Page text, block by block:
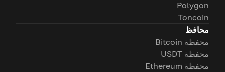
Polygon
Toncoin
محافظ
محفظة Bitcoin
محفظة USDT
محفظة Ethereum